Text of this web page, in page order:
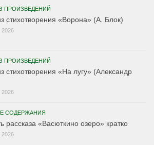
ПРОИЗВЕДЕНИЙ
стихотворения «Ворона» (А. Блок)
ПРОИЗВЕДЕНИЙ
стихотворения «На лугу» (Александр
СОДЕРЖАНИЯ
рассказа «Васюткино озеро» кратко